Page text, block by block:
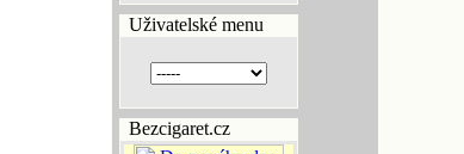
Uživatelské menu
Bezcigaret.cz